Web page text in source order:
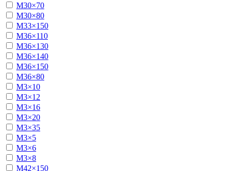
М30×70
М30×80
М33×150
М36×110
М36×130
М36×140
М36×150
М36×80
М3×10
М3×12
М3×16
М3×20
М3×35
М3×5
М3×6
М3×8
М42×150